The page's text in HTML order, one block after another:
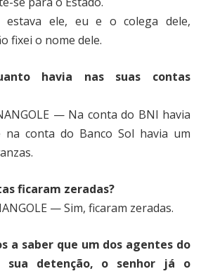
estava ele, eu e o colega dele,
fixei o nome dele.
havia nas suas contas
— Na conta do BNI havia
na conta do Banco Sol havia um
ficaram zeradas?
— Sim, ficaram zeradas.
a saber que um dos agentes do
sua detenção, o senhor já o